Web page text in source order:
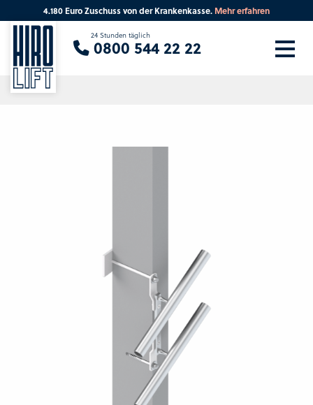
4.180 Euro Zuschuss von der Krankenkasse. Mehr erfahren
24 Stunden täglich
0800 544 22 22
Sie suchen eine Beratung vor Ort?
Ihre PLZ Beratung